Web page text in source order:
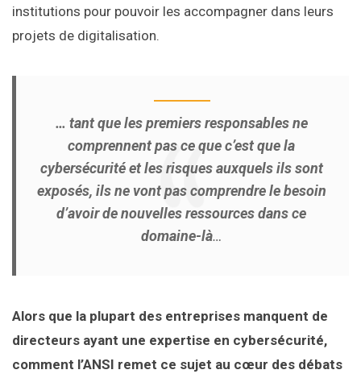
institutions pour pouvoir les accompagner dans leurs
projets de digitalisation.
… tant que les premiers responsables ne
comprennent pas ce que c’est que la
cybersécurité et les risques auxquels ils sont
exposés, ils ne vont pas comprendre le besoin
d’avoir de nouvelles ressources dans ce
domaine-là…
Alors que la plupart des entreprises manquent de
directeurs ayant une expertise en cybersécurité,
comment l’ANSI remet ce sujet au cœur des débats